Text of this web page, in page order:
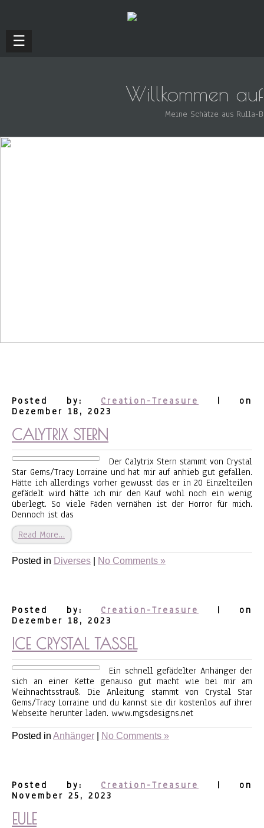
☰
Willkommen
Meine Schätze aus Rulla-
Posted by: Creation-Treasure
| on
Dezember 18, 2023
CALYTRIX STERN
Der Calytrix Stern stammt von Crystal
Star Gems/Tracy Lorraine und hat mir auf anhieb gut gefallen.
Hätte ich allerdings vorher gewusst das er in 20 Einzelteilen
gefädelt wird hätte ich mir den Kauf wohl noch ein wenig
überlegt. So viele Fäden vernähen ist der Horror für mich.
Dennoch ist das
Read More…
Posted in Diverses No Comments »
Posted by: Creation-Treasure
| on
Dezember 18, 2023
ICE CRYSTAL TASSEL
Ein schnell gefädelter Anhänger der
sich an einer Kette genauso gut macht wie bei mir am
Weihnachtsstrauß. Die Anleitung stammt von Crystal Star
Gems/Tracy Lorraine und du kannst sie dir kostenlos auf ihrer
Webseite herunter laden. www.mgsdesigns.net
Posted in Anhänger No Comments »
Posted by: Creation-Treasure
| on
November 25, 2023
EULE